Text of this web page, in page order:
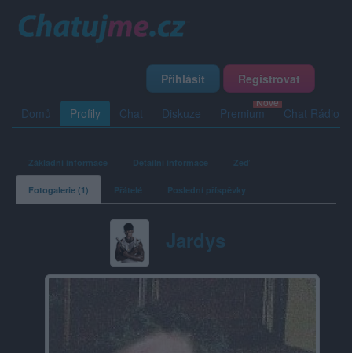
Přihlásit Registrovat
Domů Profily Chat Diskuze Premium Chat Rádio
Základní informace Detailní informace Zeď
Fotogalerie (1) Přátelé Poslední příspěvky
Jardys